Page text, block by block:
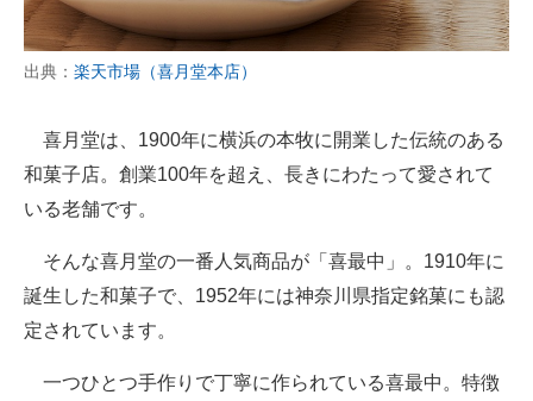
出典： 楽天市場（喜月堂本店）
喜月堂は、1900年に横浜の本牧に開業した伝統のある
和菓子店。創業100年を超え、長きにわたって愛されて
いる老舗です。
そんな喜月堂の一番人気商品が「喜最中」。1910年に
誕生した和菓子で、1952年には神奈川県指定銘菓にも認
定されています。
一つひとつ手作りで丁寧に作られている喜最中。特徴